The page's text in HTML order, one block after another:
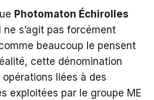
Photomaton Échirolles
s’agit pas forcément
beaucoup le pensent
cette dénomination
liées à des
exploitées par le groupe ME